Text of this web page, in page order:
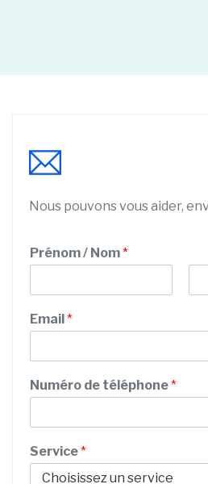
Nous pouvons vous aider,
Prénom / Nom*
r
é
m
Email*
Numéro de téléphone*
Service*